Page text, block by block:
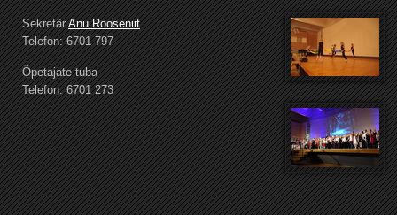
SekretärAnu Rooseniit
Telefon: 6701 797
Õpetajate tuba
Telefon: 6701 273